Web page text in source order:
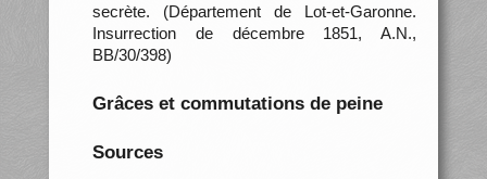
secrète. (Département de Lot-et-Garonne.
Insurrection de décembre 1851, A.N.,
BB/30/398)
Grâces et commutations de peine
Sources